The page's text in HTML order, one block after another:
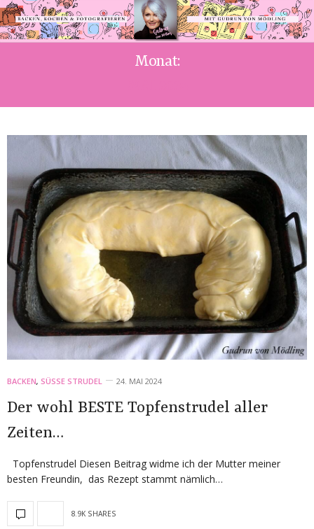
Monat:
BACKEN, SÜSSE STRUDEL 24. MAI 2024
Der wohl BESTE Topfenstrudel aller
Zeiten…
Topfenstrudel Diesen Beitrag widme ich der Mutter meiner
besten Freundin, das Rezept stammt nämlich…
8.9K SHARES